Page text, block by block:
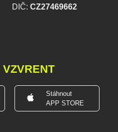
DIČ: CZ27469662
Stáhnout
APP STORE